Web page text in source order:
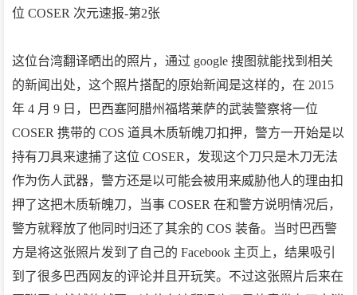
这位台湾翻译晒出的照片，通过 google 搜图就能找到相关
的新闻出处，这个照片搭配的原始新闻是这样的，在 2015
年 4 月 9 日，巴西塞阿腊州福塔莱萨的武装警察将一位
COSER 携带的 COS 道具木质斩魄刀扣押，警方一开始是以
持有刀具来逮捕了这位 COSER，发现这个刀只是木刀无法
作为伤人武器，警方还是以可能会被用来威胁他人的理由扣
押了这把木质斩魄刀，当事 COSER 在和警方说明情况后，
警方就释放了他同时归还了其余的 COS 装备。当时巴西警
方是将这张照片发到了自己的 Facebook 主页上，结果吸引
到了很多巴西网友的评论并且开玩笑。不过这张照片后来在